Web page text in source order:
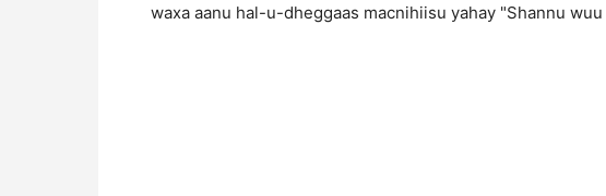
waxa aanu hal-u-dheggaas macnihiisu yahay "Shannu